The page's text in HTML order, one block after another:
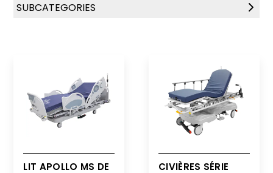
SUBCATEGORIES
LIT APOLLO MS DE
CIVIÈRES SÉRIE